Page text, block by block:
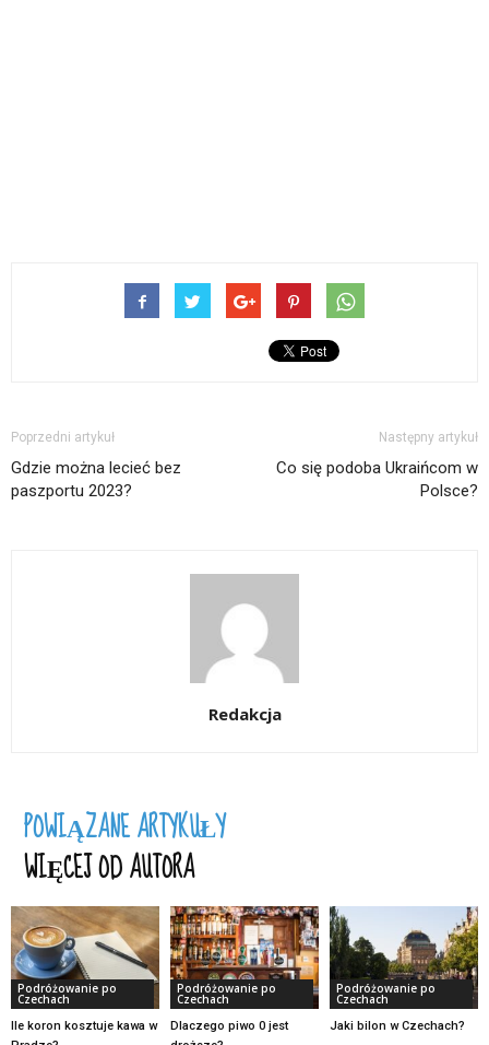
Poprzedni artykuł
Gdzie można lecieć bez
paszportu 2023?
Następny artykuł
Co się podoba Ukraińcom w
Polsce?
Redakcja
POWIĄZANE ARTYKUŁY
WIĘCEJ OD AUTORA
Podróżowanie po
Czechach
Ile koron kosztuje kawa w
Podróżowanie po
Czechach
Dlaczego piwo 0 jest
Podróżowanie po
Czechach
Jaki bilon w Czechach?